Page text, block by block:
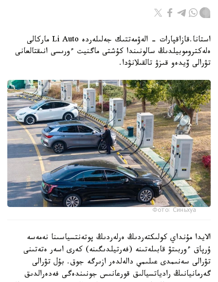
استانا.قازاقپارات - الەۋمەتتىك جەلىلەردە Li Auto ماركالى
ەلەكتروموبيلدىڭ سالونىندا كۇشتى ماگنيت ءورىسى انىقتالعانى
تۋرالى ۆيدەو قىزۋ تالقىلانۋدا.
Фото: Синьхуа
الايدا مۇنداي كولىكتەردىڭ ەرلەردىڭ پوتەنتسياسىنا نەمەسە
ۇرپاق ءوربىتۋ قابىلەتىنە (فەرتيلدىگىنە) كەرى اسەر ەتەتىنى
تۋرالى سەنىمدى عىلىمي دالەلدەر ازىرگە جوق. بۇل تۋرالى
گەرمانيانىڭ رادياتسيالىق قورعانىس جونىندەگى فەدەرالدىق